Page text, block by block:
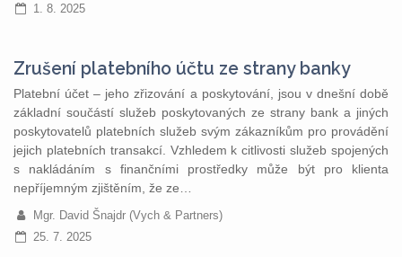
1. 8. 2025
Zrušení platebního účtu ze strany banky
Platební účet – jeho zřizování a poskytování, jsou v dnešní době
základní součástí služeb poskytovaných ze strany bank a jiných
poskytovatelů platebních služeb svým zákazníkům pro provádění
jejich platebních transakcí. Vzhledem k citlivosti služeb spojených
s nakládáním s finančními prostředky může být pro klienta
nepříjemným zjištěním, že ze…
Mgr. David Šnajdr (Vych & Partners)
25. 7. 2025